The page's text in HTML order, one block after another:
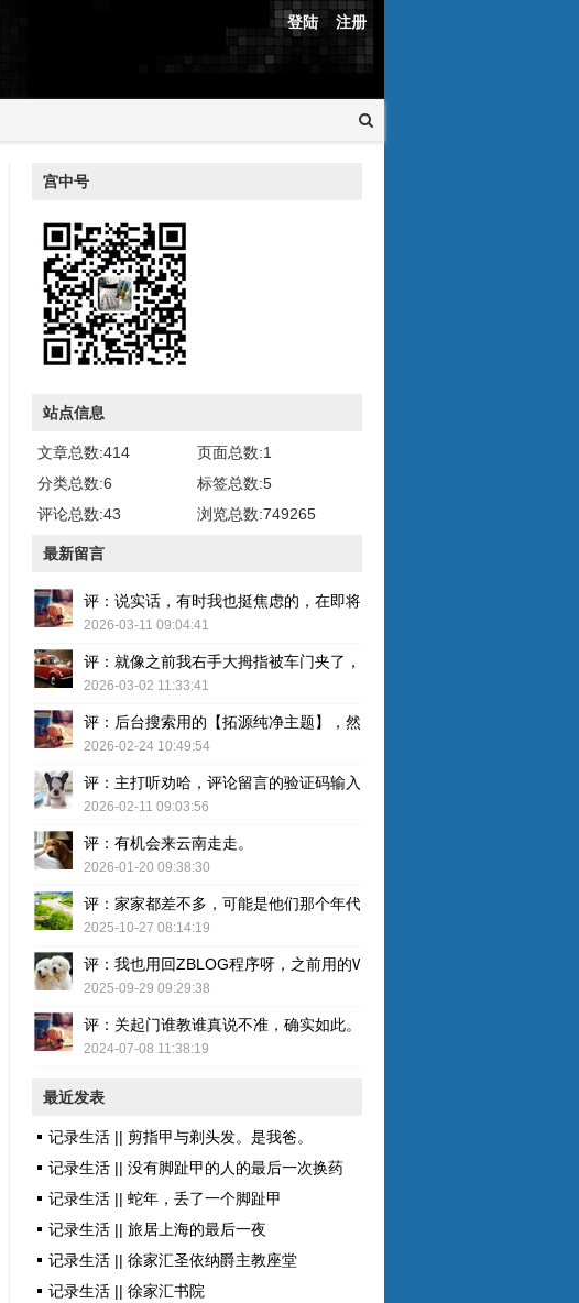
登陆 注册
宫中号
站点信息
文章总数:414
页面总数:1
分类总数:6
标签总数:5
评论总数:43
浏览总数:749265
最新留言
评：说实话，有时我也挺焦虑的，在即将奔五的年纪，健康才是最重要
2026-03-11 09:04:41
评：就像之前我右手大拇指被车门夹了，整个指甲黑了，最后整个指甲
2026-03-02 11:33:41
评：后台搜索用的【拓源纯净主题】，然后简单配图就OK了。
2026-02-24 10:49:54
评：主打听劝哈，评论留言的验证码输入已取消，感谢建议哈！
2026-02-11 09:03:56
评：有机会来云南走走。
2026-01-20 09:38:30
评：家家都差不多，可能是他们那个年代人的特色吧。
2025-10-27 08:14:19
评：我也用回ZBLOG程序呀，之前用的WP还是有点难用的，主要后台
2025-09-29 09:29:38
评：关起门谁教谁真说不准，确实如此。而且现在的女性比较独立了，
2024-07-08 11:38:19
最近发表
记录生活 || 剪指甲与剃头发。是我爸。
记录生活 || 没有脚趾甲的人的最后一次换药
记录生活 || 蛇年，丢了一个脚趾甲
记录生活 || 旅居上海的最后一夜
记录生活 || 徐家汇圣依纳爵主教座堂
记录生活 || 徐家汇书院